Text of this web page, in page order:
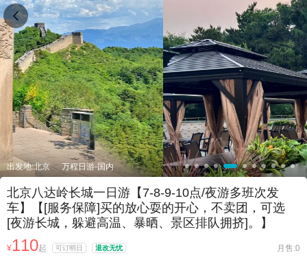
出发地:北京 万程日游-国内
北京八达岭长城一日游【7-8-9-10点/夜游多班次发
车】【[服务保障]️买的放心耍的开心，不卖团，可选
[夜游长城，躲避高温、暴晒、景区排队拥挤]。】
¥110起 可订明日 退改无忧 月售:0
